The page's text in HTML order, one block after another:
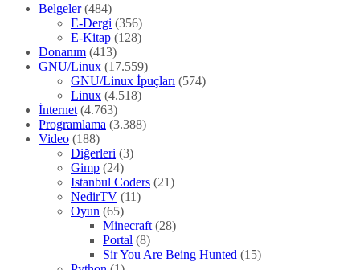
Belgeler(484)
E-Dergi (356)
E-Kitap (128)
Donanım (413)
GNU/Linux (17.559)
GNU/Linux İpuçları (574)
Linux (4.518)
İnternet (4.763)
Programlama (3.388)
Video (188)
Diğerleri (3)
Gimp (24)
Istanbul Coders (21)
NedirTV (11)
Oyun (65)
Minecraft (28)
Portal (8)
Sir You Are Being Hunted (15)